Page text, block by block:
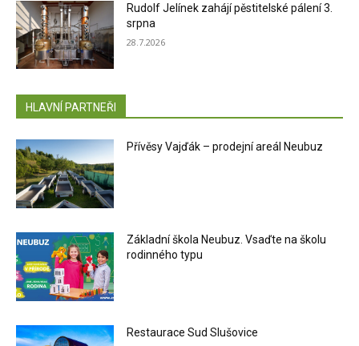
Rudolf Jelínek zahájí pěstitelské pálení 3.
srpna
28.7.2026
HLAVNÍ PARTNEŘI
Přívěsy Vajďák – prodejní areál Neubuz
Základní škola Neubuz. Vsaďte na školu
rodinného typu
Restaurace Sud Slušovice